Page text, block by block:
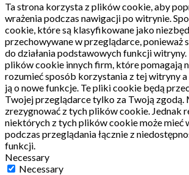
Ta strona korzysta z plików cookie, aby
wrażenia podczas nawigacji po witrynie.
cookie, które są klasyfikowane jako
przechowywane w przeglądarce, ponieważ
do działania podstawowych funkcji witryny.
plików cookie innych firm, które pomagają
rozumieć sposób korzystania z tej witryny
ją o nowe funkcje. Te pliki cookie będą
Twojej przeglądarce tylko za Twoją zgodą.
zrezygnować z tych plików cookie. Jednak
niektórych z tych plików cookie może mieć
podczas przeglądania łącznie z
funkcji.
Necessary
Necessary